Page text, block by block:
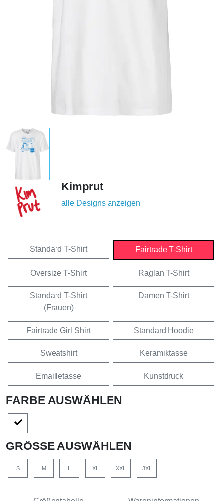
Kimprut
alle Designs anzeigen
Standard T-Shirt Fairtrade T-Shirt
Oversize T-Shirt Raglan T-Shirt
Standard T-Shirt
(Frauen)
Damen T-Shirt
Fairtrade Girl Shirt Standard Hoodie
Sweatshirt Keramiktasse
Emailletasse Kunstdruck
FARBE AUSWÄHLEN
GRÖSSE AUSWÄHLEN
S M XL XXL 3XL